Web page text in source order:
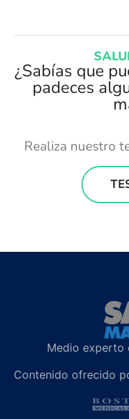
¿Sabías que
padeces
Realiza nuestro
Medio experto
Contenido ofrecido